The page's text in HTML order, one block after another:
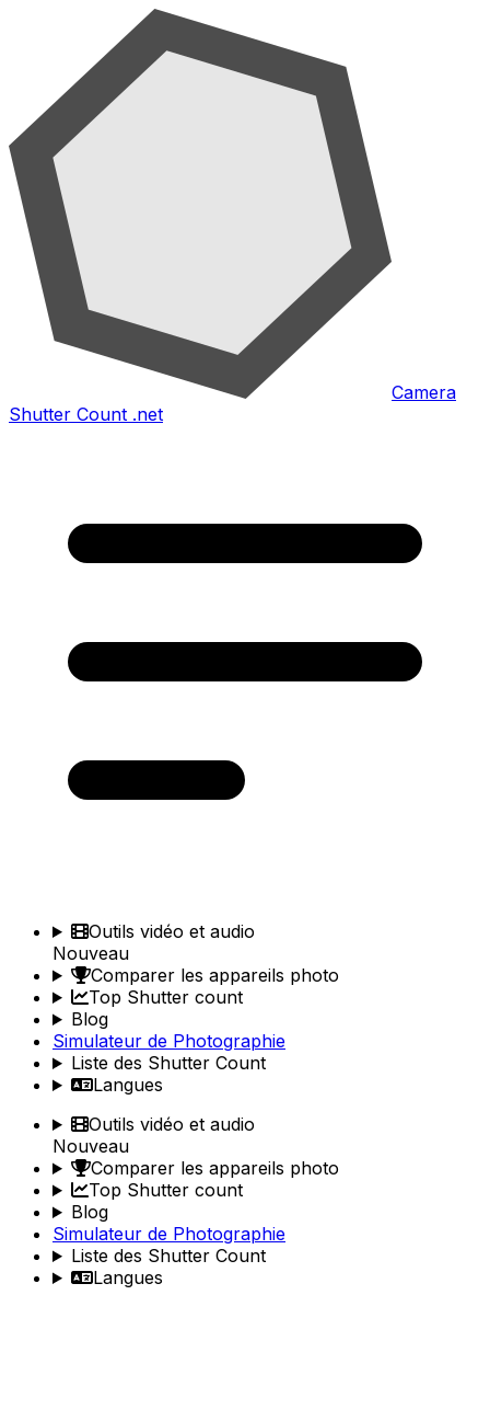
Camera
Shutter Count .net
Outils vidéo et audio
Nouveau
Comparer les appareils photo
Top Shutter count
Blog
Simulateur de Photographie
Liste des Shutter Count
Langues
Outils vidéo et audio
Nouveau
Comparer les appareils photo
Top Shutter count
Blog
Simulateur de Photographie
Liste des Shutter Count
Langues